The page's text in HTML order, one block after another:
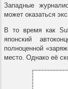
Западные
может оказаться
В то время как
японский
полноценной
место. Однако её